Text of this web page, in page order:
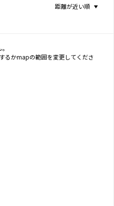
距離が近い順
るかmapの範囲を変更してくださ